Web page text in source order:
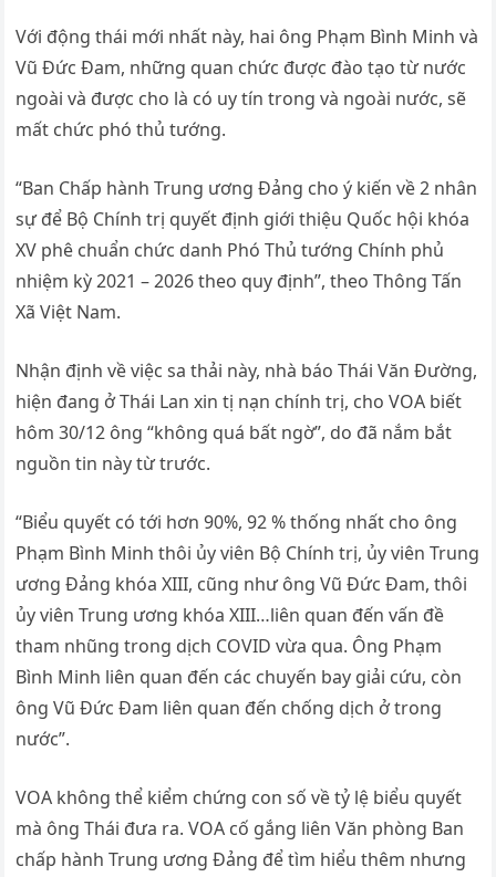
Với động thái mới nhất này, hai ông Phạm Bình Minh và
Vũ Đức Đam, những quan chức được đào tạo từ nước
ngoài và được cho là có uy tín trong và ngoài nước, sẽ
mất chức phó thủ tướng.
“Ban Chấp hành Trung ương Đảng cho ý kiến về 2 nhân
sự để Bộ Chính trị quyết định giới thiệu Quốc hội khóa
XV phê chuẩn chức danh Phó Thủ tướng Chính phủ
nhiệm kỳ 2021 – 2026 theo quy định”, theo Thông Tấn
Xã Việt Nam.
Nhận định về việc sa thải này, nhà báo Thái Văn Đường,
hiện đang ở Thái Lan xin tị nạn chính trị, cho VOA biết
hôm 30/12 ông “không quá bất ngờ”, do đã nắm bắt
nguồn tin này từ trước.
“Biểu quyết có tới hơn 90%, 92 % thống nhất cho ông
Phạm Bình Minh thôi ủy viên Bộ Chính trị, ủy viên Trung
ương Đảng khóa XIII, cũng như ông Vũ Đức Đam, thôi
ủy viên Trung ương khóa XIII…liên quan đến vấn đề
tham nhũng trong dịch COVID vừa qua. Ông Phạm
Bình Minh liên quan đến các chuyến bay giải cứu, còn
ông Vũ Đức Đam liên quan đến chống dịch ở trong
nước”.
VOA không thể kiểm chứng con số về tỷ lệ biểu quyết
mà ông Thái đưa ra. VOA cố gắng liên Văn phòng Ban
chấp hành Trung ương Đảng để tìm hiểu thêm nhưng